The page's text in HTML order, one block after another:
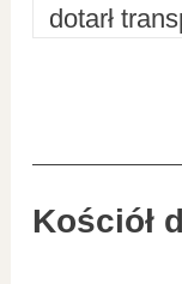
dotarł
Kościół